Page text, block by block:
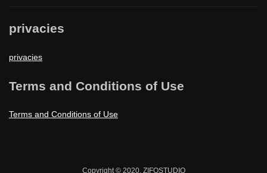
privacies
privacies
Terms and Conditions of Use
Terms and Conditions of Use
Copyright © 2020. ZIFOSTUDIO